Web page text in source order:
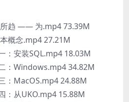
趋 —— 为.mp4 73.39M
概念.mp4 27.21M
：安装SQL.mp4 18.03M
：Windows.mp4 34.82M
：MacOS.mp4 24.88M
：从UKO.mp4 15.88M